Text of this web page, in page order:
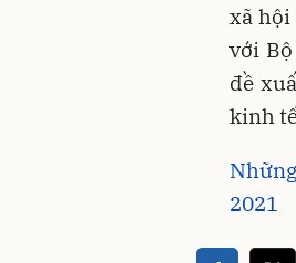
xã hội
với
đề
kinh
2021